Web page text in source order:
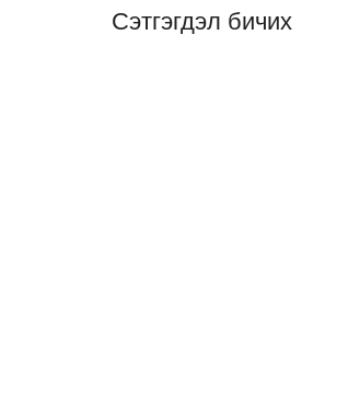
Сэтгэгдэл бичих